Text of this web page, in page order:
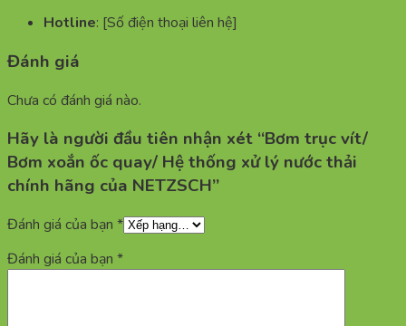
Hotline: [Số điện thoại liên hệ]
Đánh giá
Chưa có đánh giá nào.
Hãy là người đầu tiên nhận xét “Bơm trục vít/
Bơm xoắn ốc quay/ Hệ thống xử lý nước thải
chính hãng của NETZSCH”
Đánh giá của bạn *
Đánh giá của bạn *